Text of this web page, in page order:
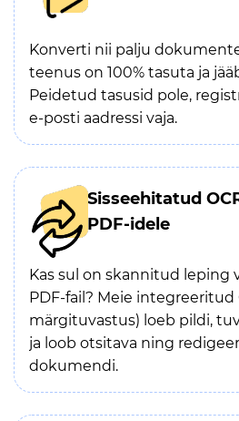
Konverti nii palju
teenus on 100% tasuta ja
Peidetud tasusid pole,
e-posti aadressi vaja.
Sisseehitatud
PDF-idele
Kas sul on skannitud leping
PDF-fail? Meie integreeritud
märgituvastus) loeb pildi,
ja loob otsitava ning
dokumendi.